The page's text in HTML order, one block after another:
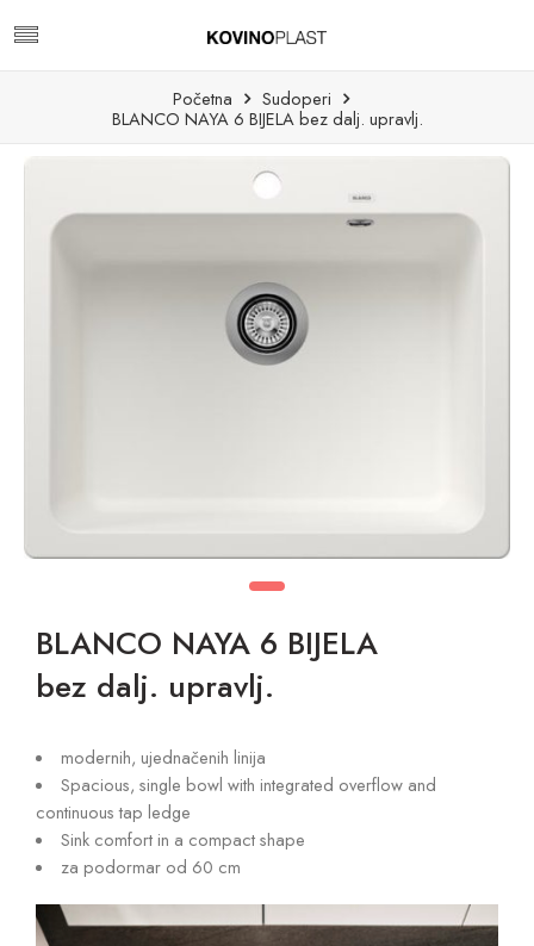
Početna
Sudoperi
BLANCO NAYA 6 BIJELA bez dalj. upravlj.
BLANCO NAYA 6 BIJELA
bez dalj. upravlj.
modernih, ujednačenih linija
Spacious, single bowl with integrated overflow and
continuous tap ledge
Sink comfort in a compact shape
za podormar od 60 cm